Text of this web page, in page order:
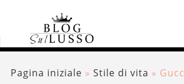
Pagina iniziale » Stile di vita »